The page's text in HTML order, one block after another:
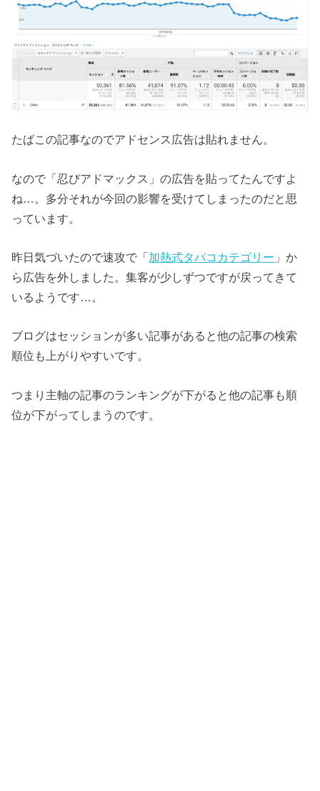
たばこの記事なのでアドセンス広告は貼れません。
なので「忍びアドマックス」の広告を貼ってたんですよ
ね…。多分それが今回の影響を受けてしまったのだと思
っています。
昨日気づいたので速攻で「加熱式タバコカテゴリー 」か
ら広告を外しました。集客が少しずつですが戻ってきて
いるようです…。
ブログはセッションが多い記事があると他の記事の検索
順位も上がりやすいです。
つまり主軸の記事のランキングが下がると他の記事も順
位が下がってしまうのです。